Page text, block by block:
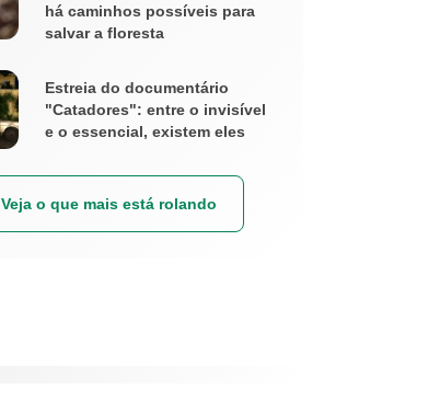
há caminhos possíveis para
salvar a floresta
Estreia do documentário
"Catadores": entre o invisível
e o essencial, existem eles
Veja o que mais está rolando